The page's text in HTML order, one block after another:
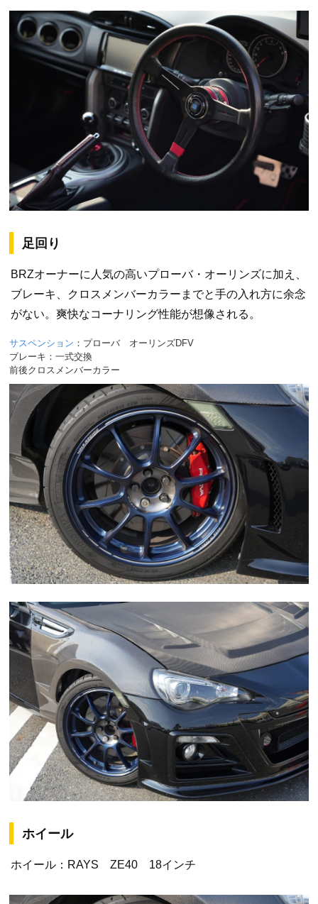
足回り
BRZオーナーに人気の高いプローバ・オーリンズに加え、
ブレーキ、クロスメンバーカラーまでと手の入れ方に余念
がない。爽快なコーナリング性能が想像される。
サスペンション ：プローバ オーリンズDFV
ブレーキ：一式交換
前後クロスメンバーカラー
ホイール
ホイール：RAYS ZE40 18インチ